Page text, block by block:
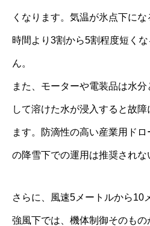
くなります。気温が氷点下に
時間より3割から5割程度短く
ん。
また、モーターや電装品は水
して溶けた水が浸入すると故
ます。防滴性の高い産業用ド
の降雪下での運用は推奨されな
さらに、風速5メートルから10
強風下では、機体制御そのも